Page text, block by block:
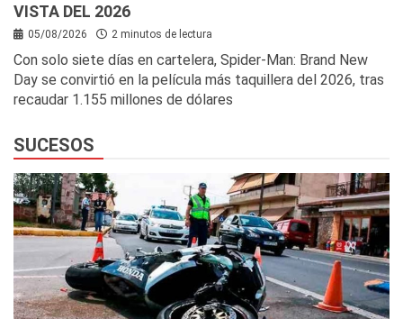
VISTA DEL 2026
05/08/2026 2 minutos de lectura
Con solo siete días en cartelera, Spider-Man: Brand New
Day se convirtió en la película más taquillera del 2026, tras
recaudar 1.155 millones de dólares
SUCESOS